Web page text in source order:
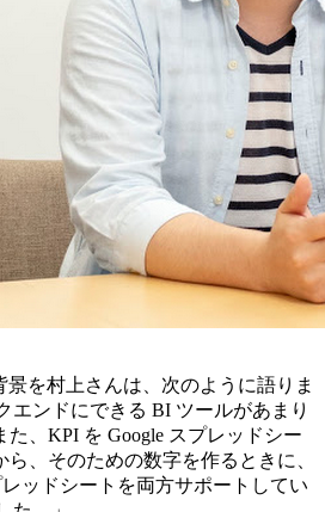
景を村上さんは、次のように語りま
エンドにできる BI ツールがあまり
、KPI を Google スプレッドシー
ら、そのための数字を作るときに、
レッドシートを両方サポートしてい